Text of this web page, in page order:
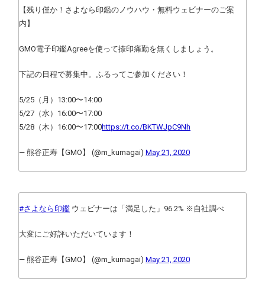
【残り僅か！さよなら印鑑のノウハウ・無料ウェビナーのご案
内】
GMO電子印鑑Agreeを使って捺印痛勤を無くしましょう。
下記の日程で募集中。ふるってご参加ください！
5/25（月）13:00〜14:00
5/27（水）16:00〜17:00
5/28（木）16:00〜17:00https://t.co/BKTWJpC9Nh
— 熊谷正寿【GMO】 (@m_kumagai) May 21, 2020
#さよなら印鑑 ウェビナーは「満足した」96.2% ※自社調べ
大変にご好評いただいています！
— 熊谷正寿【GMO】 (@m_kumagai) May 21, 2020